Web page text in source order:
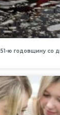
ю годовщину со